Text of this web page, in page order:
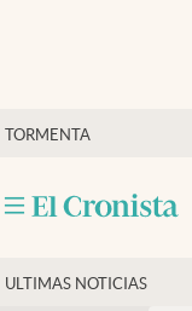
TORMENTA
Economía y finanzas
Criptomonedas
ULTIMAS NOTICIAS